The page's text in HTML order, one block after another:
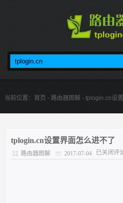
当前位置： 首页 - 路由器图解- tplogin.cn设
tplogin.cn设置界面怎么进不了
路由器图解 2017-07-04 已关闭评